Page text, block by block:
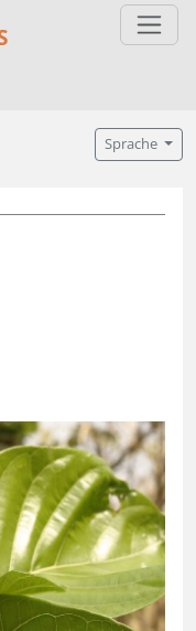
Sprache